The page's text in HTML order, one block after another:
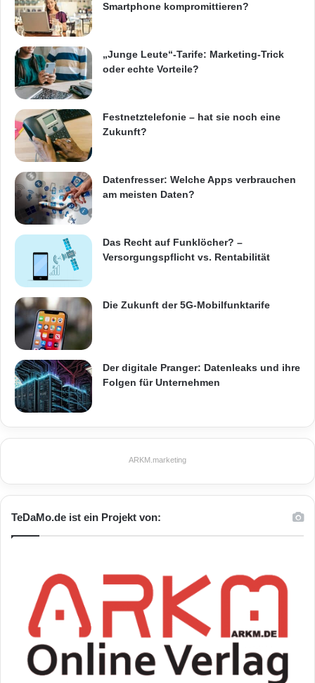
Smartphone kompromittieren?
„Junge Leute“-Tarife: Marketing-Trick
oder echte Vorteile?
Festnetztelefonie – hat sie noch eine
Zukunft?
Datenfresser: Welche Apps verbrauchen
am meisten Daten?
Das Recht auf Funklöcher? –
Versorgungspflicht vs. Rentabilität
Die Zukunft der 5G-Mobilfunktarife
Der digitale Pranger: Datenleaks und ihre
Folgen für Unternehmen
ARKM.marketing
TeDaMo.de ist ein Projekt von: